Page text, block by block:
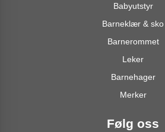
Babyutstyr
Barneklær & sko
Barnerommet
Leker
Barnehager
Merker
Følg oss